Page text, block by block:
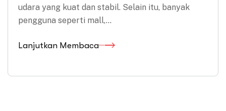
udara yang kuat dan stabil. Selain itu, banyak
pengguna seperti mall,…
Lanjutkan Membaca